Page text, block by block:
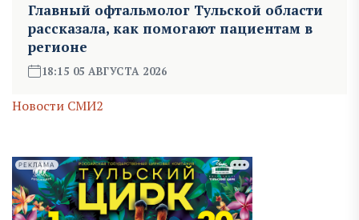
Главный офтальмолог Тульской области
рассказала, как помогают пациентам в
регионе
18:15 05 АВГУСТА 2026
Новости СМИ2
РЕКЛАМА